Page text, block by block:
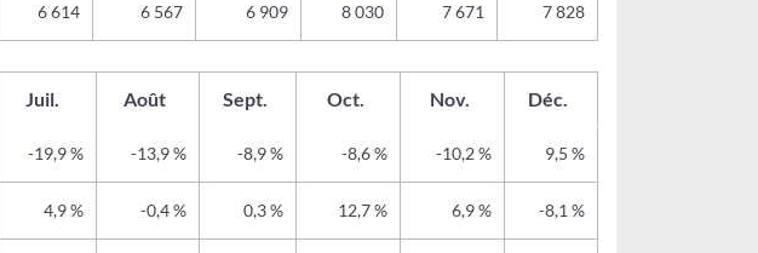
6 614 6 567 6 909 8 030 7 671 7 828
Juil. Août Sept. Oct. Nov. Déc.
-19,9 % -13,9 % -8,9 % -8,6 % -10,2 % 9,5 %
4,9 % -0,4 % 0,3 % 12,7 % 6,9 % -8,1 %